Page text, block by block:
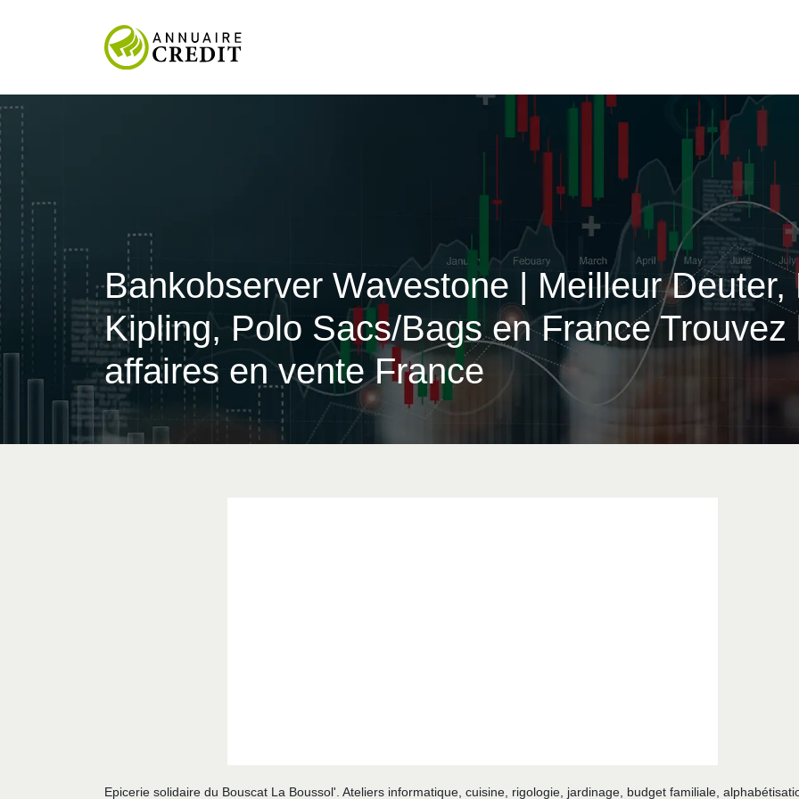
Bankobserver Wavestone | Meilleur Deuter,
Kipling, Polo Sacs/Bags en France
affaires en vente France
Epicerie solidaire du Bouscat La Boussol'. Ateliers informatique, cuisine, rigologie, jardinage, budget familiale,